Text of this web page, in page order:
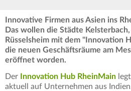
Innovative Firmen aus Asien ins
Das wollen die Städte Kelsterbach,
Rüsselsheim mit dem "Innovation
die neuen Geschäftsräume am
eröffnet worden.
Der Innovation Hub RheinMain
aktuell auf Unternehmen aus